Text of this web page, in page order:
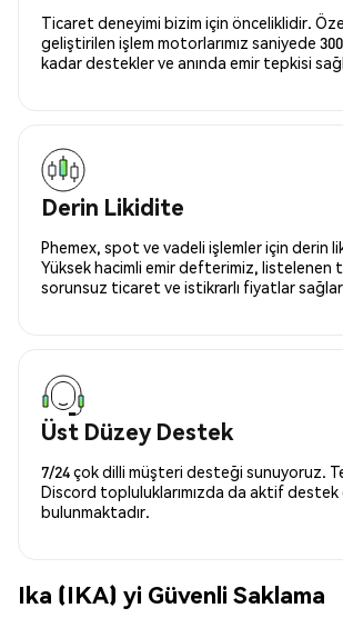
Ticaret deneyimi bizim için önceliklidir.
geliştirilen işlem motorlarımız saniyede
kadar destekler ve anında emir tepkisi
Derin Likidite
Phemex, spot ve vadeli işlemler için derin
Yüksek hacimli emir defterimiz, listelenen
sorunsuz ticaret ve istikrarlı fiyatlar
Üst Düzey Destek
7/24 çok dilli müşteri desteği sunuyoruz.
Discord topluluklarımızda da aktif destek
bulunmaktadır.
Ika (IKA) yi Güvenli Saklama